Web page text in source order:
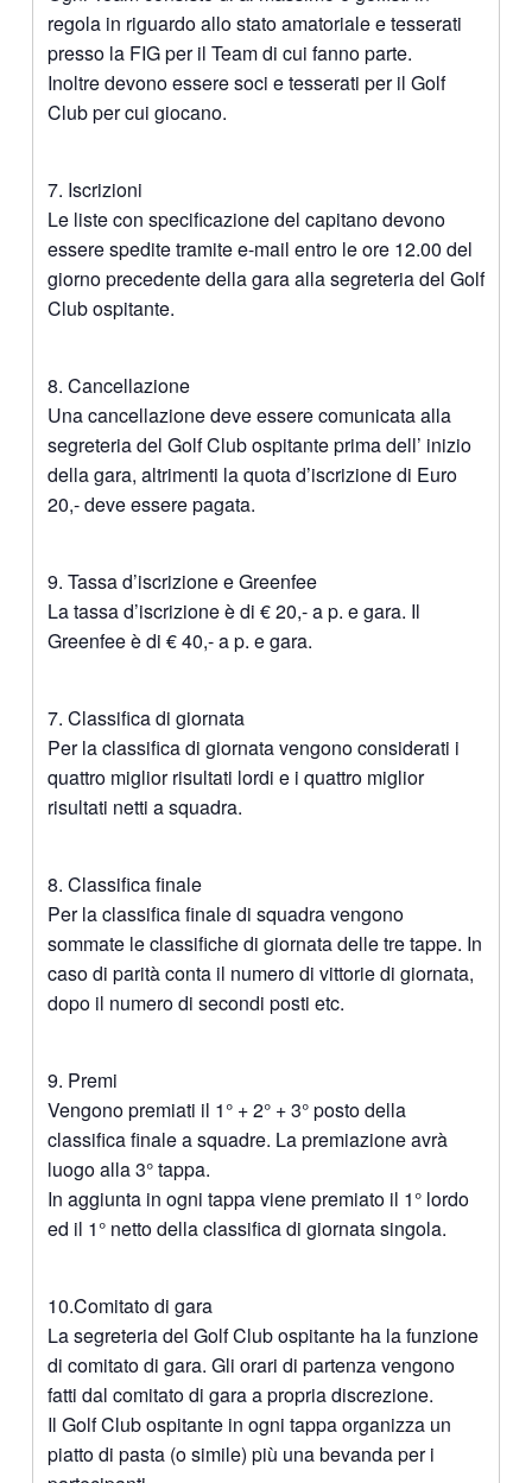
regola in riguardo allo stato amatoriale e tesserati
presso la FIG per il Team di cui fanno parte.
Inoltre devono essere soci e tesserati per il Golf
Club per cui giocano.
7. Iscrizioni
Le liste con specificazione del capitano devono
essere spedite tramite e-mail entro le ore 12.00 del
giorno precedente della gara alla segreteria del Golf
Club ospitante.
8. Cancellazione
Una cancellazione deve essere comunicata alla
segreteria del Golf Club ospitante prima dell’ inizio
della gara, altrimenti la quota d’iscrizione di Euro
20,- deve essere pagata.
9. Tassa d’iscrizione e Greenfee
La tassa d’iscrizione è di € 20,- a p. e gara. Il
Greenfee è di € 40,- a p. e gara.
7. Classifica di giornata
Per la classifica di giornata vengono considerati i
quattro miglior risultati lordi e i quattro miglior
risultati netti a squadra.
8. Classifica finale
Per la classifica finale di squadra vengono
sommate le classifiche di giornata delle tre tappe. In
caso di parità conta il numero di vittorie di giornata,
dopo il numero di secondi posti etc.
9. Premi
Vengono premiati il 1° + 2° + 3° posto della
classifica finale a squadre. La premiazione avrà
luogo alla 3° tappa.
In aggiunta in ogni tappa viene premiato il 1° lordo
ed il 1° netto della classifica di giornata singola.
10.Comitato di gara
La segreteria del Golf Club ospitante ha la funzione
di comitato di gara. Gli orari di partenza vengono
fatti dal comitato di gara a propria discrezione.
Il Golf Club ospitante in ogni tappa organizza un
piatto di pasta (o simile) più una bevanda per i